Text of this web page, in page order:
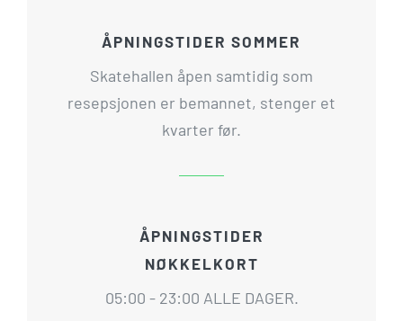
ÅPNINGSTIDER SOMMER
Skatehallen åpen samtidig som
resepsjonen er bemannet, stenger et
kvarter før.
ÅPNINGSTIDER
NØKKELKORT
05:00 - 23:00 ALLE DAGER.